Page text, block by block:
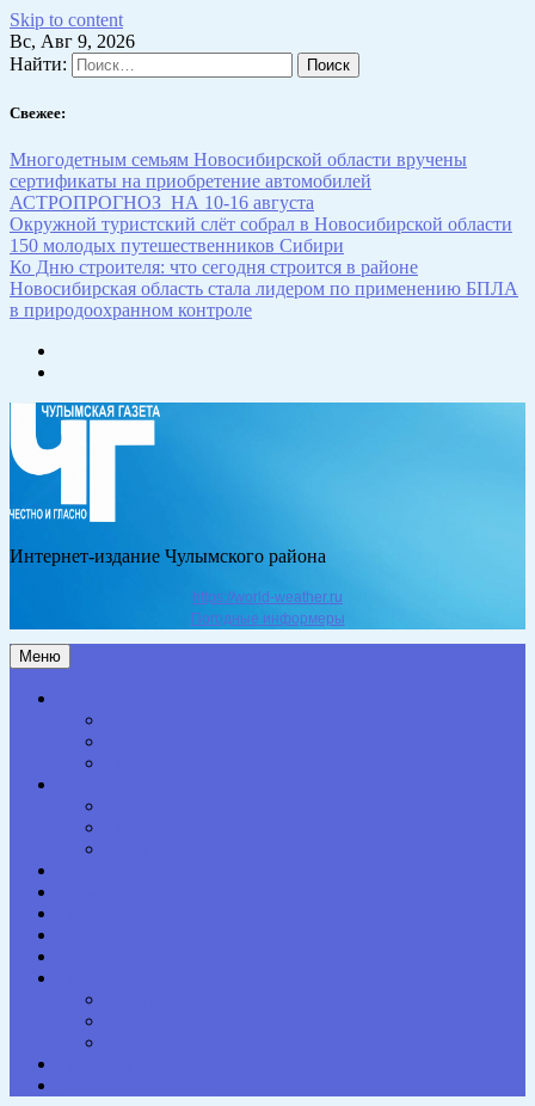
Skip to content
Вс, Авг 9, 2026
Найти:
Свежее:
Многодетным семьям Новосибирской области вручены
сертификаты на приобретение автомобилей
АСТРОПРОГНОЗ НА 10-16 августа
Окружной туристский слёт собрал в Новосибирской области
150 молодых путешественников Сибири
Ко Дню строителя: что сегодня строится в районе
Новосибирская область стала лидером по применению БПЛА
в природоохранном контроле
Интернет-издание Чулымского района
https://world-weather.ru
Погодные информеры
Меню